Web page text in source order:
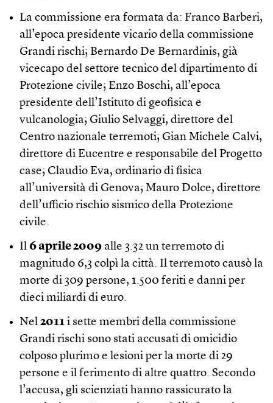
La commissione era formata da: Franco Barberi,
all’epoca presidente vicario della commissione
Grandi rischi; Bernardo De Bernardinis, già
vicecapo del settore tecnico del dipartimento di
Protezione civile; Enzo Boschi, all’epoca
presidente dell’Istituto di geofisica e
vulcanologia; Giulio Selvaggi, direttore del
Centro nazionale terremoti; Gian Michele Calvi,
direttore di Eucentre e responsabile del Progetto
case; Claudio Eva, ordinario di fisica
all’università di Genova; Mauro Dolce, direttore
dell’ufficio rischio sismico della Protezione
civile.
Il 6 aprile 2009 alle 3.32 un terremoto di
magnitudo 6,3 colpì la città. Il terremoto causò la
morte di 309 persone, 1.500 feriti e danni per
dieci miliardi di euro.
Nel 2011 i sette membri della commissione
Grandi rischi sono stati accusati di omicidio
colposo plurimo e lesioni per la morte di 29
persone e il ferimento di altre quattro. Secondo
l’accusa, gli scienziati hanno rassicurato la